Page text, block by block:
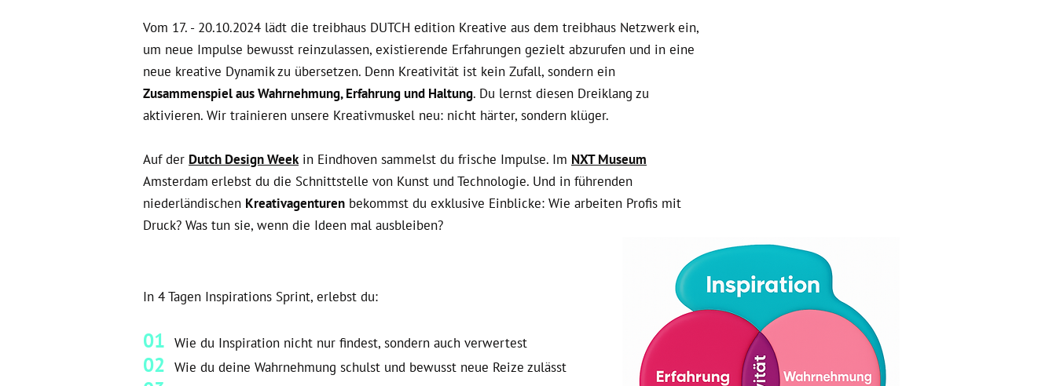
Vom 17. - 20.10.2024 lädt die treibhaus DUTCH edition Kreative aus dem treibhaus Netzwerk ein,
um neue Impulse bewusst reinzulassen, existierende Erfahrungen gezielt abzurufen und in eine
neue kreative Dynamik zu übersetzen. Denn Kreativität ist kein Zufall, sondern ein
Zusammenspiel aus Wahrnehmung, Erfahrung und Haltung. Du lernst diesen Dreiklang zu
aktivieren. Wir trainieren unsere Kreativmuskel neu: nicht härter, sondern klüger.
Auf der Dutch Design Weekin Eindhoven sammelst du frische Impulse. Im NXT Museum
Amsterdam erlebst du die Schnittstelle von Kunst und Technologie. Und in führenden
niederländischen Kreativagenturen bekommst du exklusive Einblicke: Wie arbeiten Profis mit
Druck? Was tun sie, wenn die Ideen mal ausbleiben?
In 4 Tagen Inspirations Sprint, erlebst du:
01 Wie du Inspiration nicht nur findest, sondern auch verwertest
02 Wie du deine Wahrnehmung schulst und bewusst neue Reize zulässt